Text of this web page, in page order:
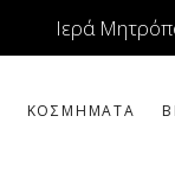
Ιερά
ΚΟΣΜΗΜΑΤΑ